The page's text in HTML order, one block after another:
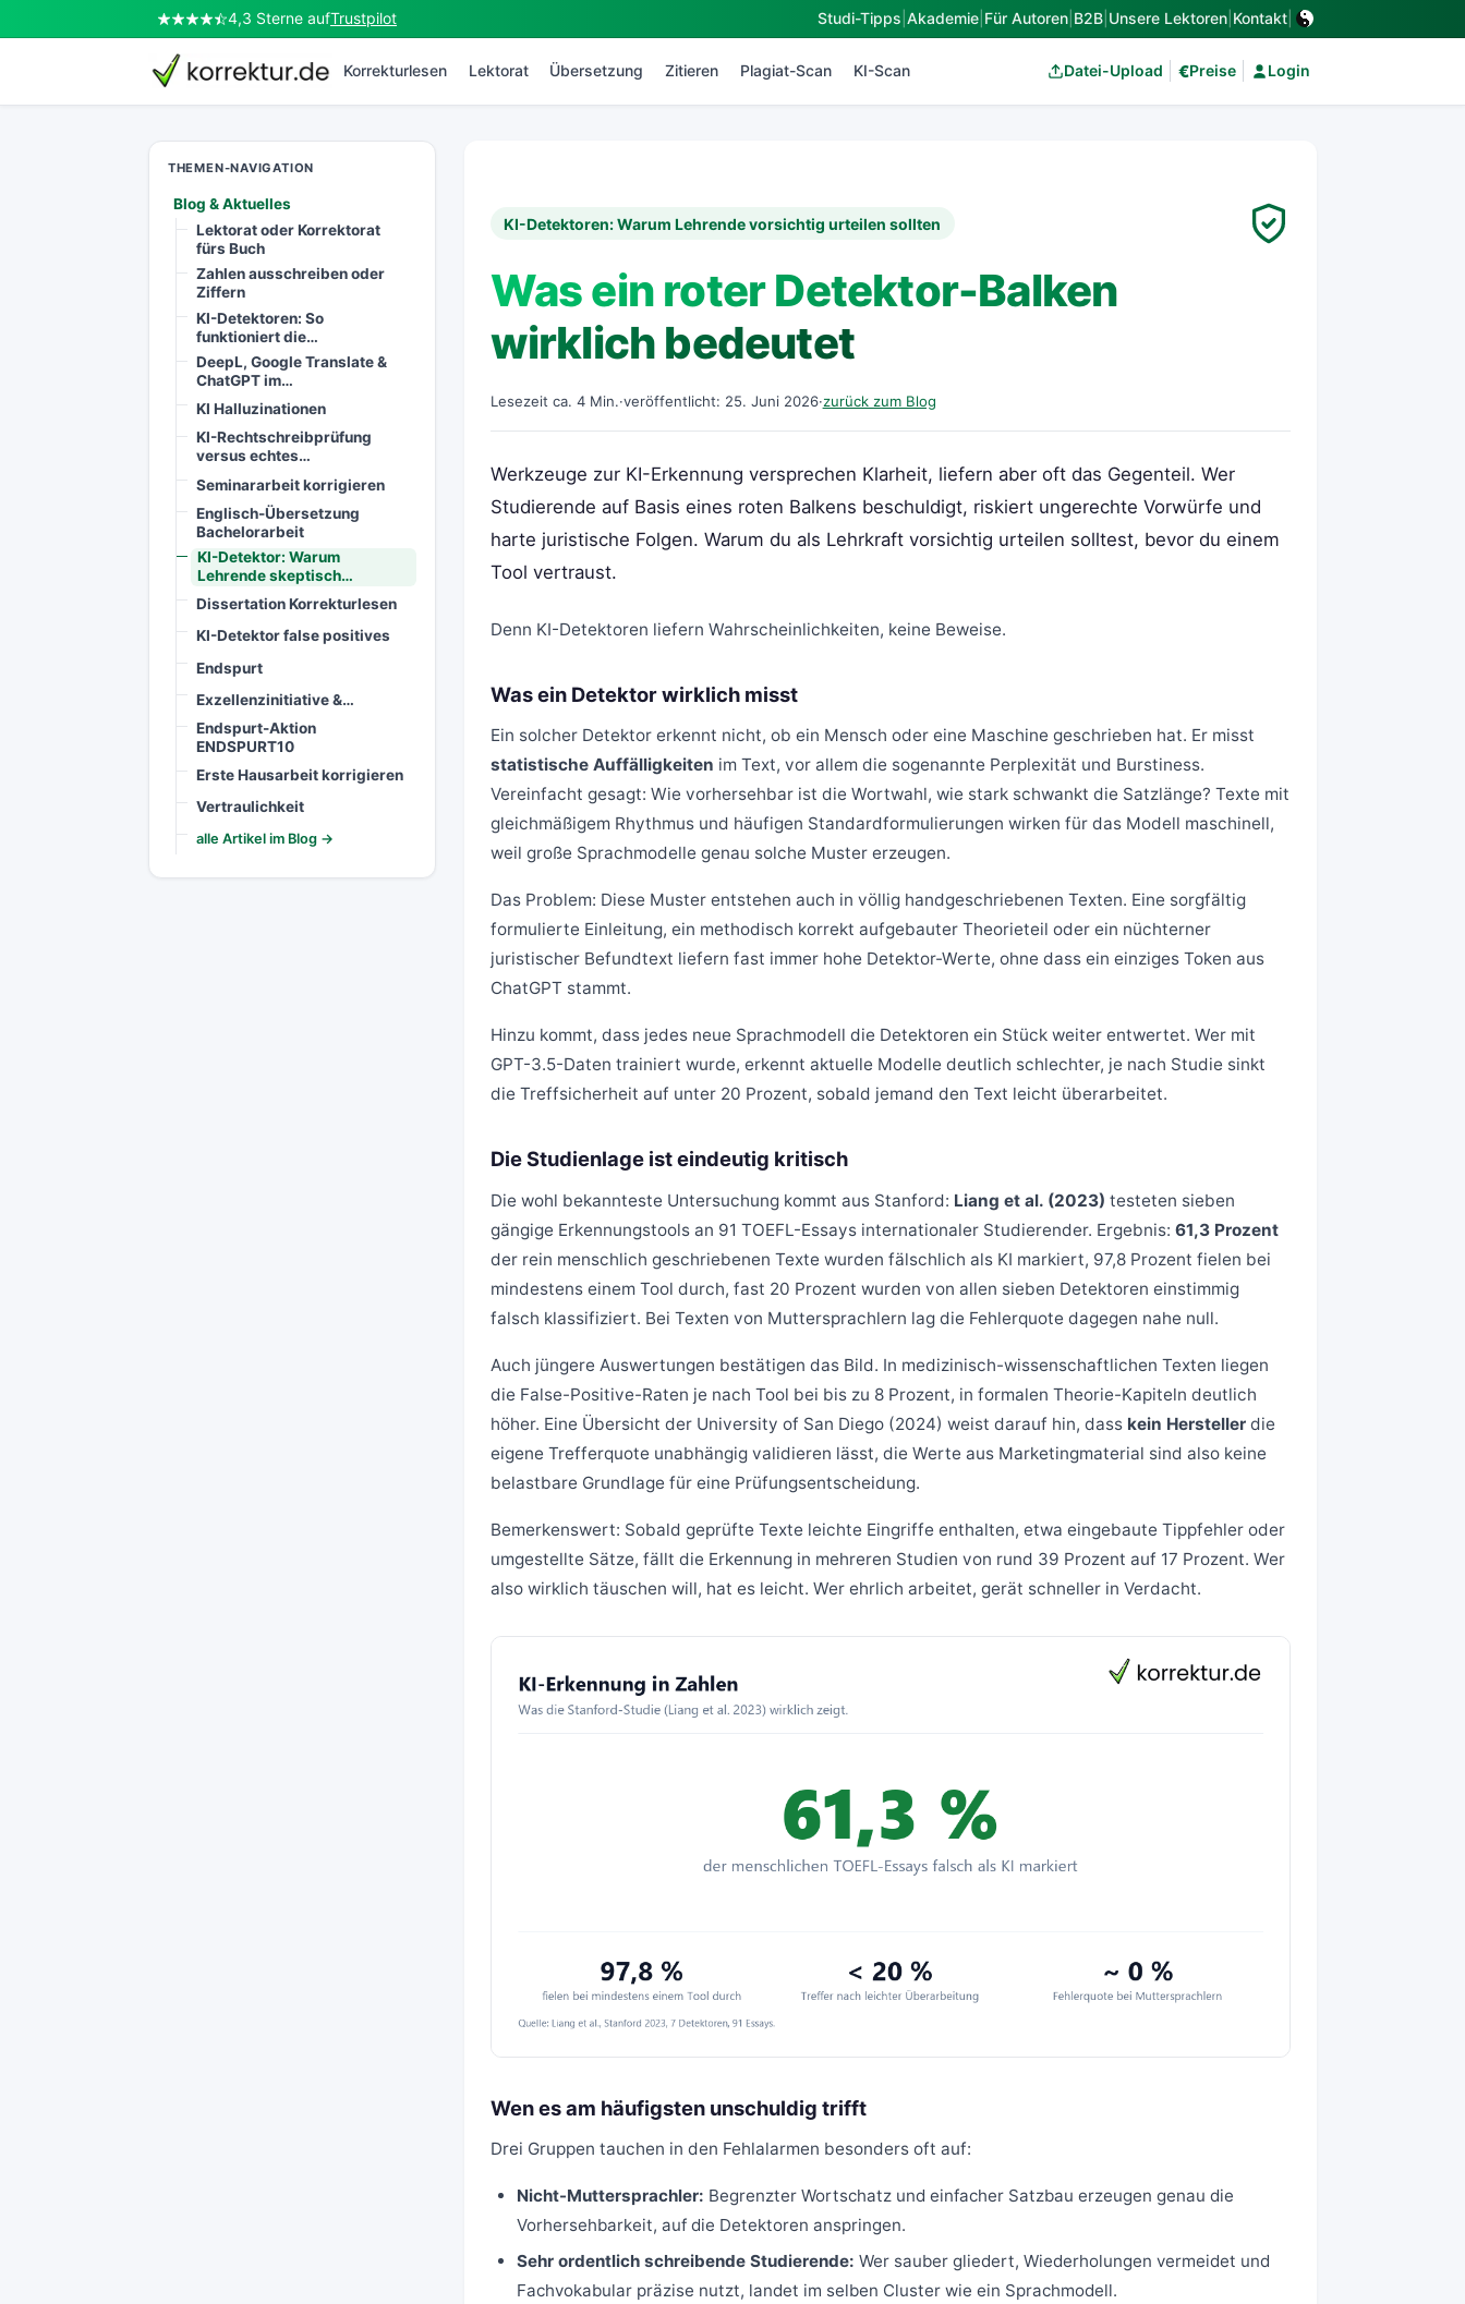
4,3 Sterne aufTrustpilot Studi-Tipps Akademie Für Autoren B2B Unsere Lektoren Kontakt
korrektur.de Korrekturlesen Lektorat Übersetzung Zitieren Plagiat-Scan KI-Scan Datei-Upload €Preise Login
THEMEN-NAVIGATION
Blog & Aktuelles
Lektorat oder Korrektorat
fürs Buch
Zahlen ausschreiben oder
Ziffern
KI-Detektoren: So
funktioniert die…
DeepL, Google Translate &
ChatGPT im…
KI Halluzinationen
KI-Rechtschreibprüfung
versus echtes…
Seminararbeit korrigieren
Englisch-Übersetzung
Bachelorarbeit
KI-Detektor: Warum
Lehrende skeptisch…
Dissertation Korrekturlesen
KI-Detektor false positives
Endspurt
Exzellenzinitiative &…
Endspurt-Aktion
ENDSPURT10
Erste Hausarbeit korrigieren
Vertraulichkeit
alle Artikel im Blog →
KI-Detektoren: Warum Lehrende vorsichtig urteilen sollten
Was ein roter Detektor-Balken
wirklich bedeutet
Lesezeit ca. 4 Min.·veröffentlicht: 25. Juni 2026·zurück zum Blog
Werkzeuge zur KI-Erkennung versprechen Klarheit, liefern aber oft das Gegenteil. Wer
Studierende auf Basis eines roten Balkens beschuldigt, riskiert ungerechte Vorwürfe und
harte juristische Folgen. Warum du als Lehrkraft vorsichtig urteilen solltest, bevor du einem
Tool vertraust.
Denn KI-Detektoren liefern Wahrscheinlichkeiten, keine Beweise.
Was ein Detektor wirklich misst
Ein solcher Detektor erkennt nicht, ob ein Mensch oder eine Maschine geschrieben hat. Er misst
statistische Auffälligkeiten im Text, vor allem die sogenannte Perplexität und Burstiness.
Vereinfacht gesagt: Wie vorhersehbar ist die Wortwahl, wie stark schwankt die Satzlänge? Texte mit
gleichmäßigem Rhythmus und häufigen Standardformulierungen wirken für das Modell maschinell,
weil große Sprachmodelle genau solche Muster erzeugen.
Das Problem: Diese Muster entstehen auch in völlig handgeschriebenen Texten. Eine sorgfältig
formulierte Einleitung, ein methodisch korrekt aufgebauter Theorieteil oder ein nüchterner
juristischer Befundtext liefern fast immer hohe Detektor-Werte, ohne dass ein einziges Token aus
ChatGPT stammt.
Hinzu kommt, dass jedes neue Sprachmodell die Detektoren ein Stück weiter entwertet. Wer mit
GPT-3.5-Daten trainiert wurde, erkennt aktuelle Modelle deutlich schlechter, je nach Studie sinkt
die Treffsicherheit auf unter 20 Prozent, sobald jemand den Text leicht überarbeitet.
Die Studienlage ist eindeutig kritisch
Die wohl bekannteste Untersuchung kommt aus Stanford: Liang et al. (2023) testeten sieben
gängige Erkennungstools an 91 TOEFL-Essays internationaler Studierender. Ergebnis: 61,3 Prozent
der rein menschlich geschriebenen Texte wurden fälschlich als KI markiert, 97,8 Prozent fielen bei
mindestens einem Tool durch, fast 20 Prozent wurden von allen sieben Detektoren einstimmig
falsch klassifiziert. Bei Texten von Muttersprachlern lag die Fehlerquote dagegen nahe null.
Auch jüngere Auswertungen bestätigen das Bild. In medizinisch-wissenschaftlichen Texten liegen
die False-Positive-Raten je nach Tool bei bis zu 8 Prozent, in formalen Theorie-Kapiteln deutlich
höher. Eine Übersicht der University of San Diego (2024) weist darauf hin, dass kein Herstellerdie
eigene Trefferquote unabhängig validieren lässt, die Werte aus Marketingmaterial sind also keine
belastbare Grundlage für eine Prüfungsentscheidung.
Bemerkenswert: Sobald geprüfte Texte leichte Eingriffe enthalten, etwa eingebaute Tippfehler oder
umgestellte Sätze, fällt die Erkennung in mehreren Studien von rund 39 Prozent auf 17 Prozent. Wer
also wirklich täuschen will, hat es leicht. Wer ehrlich arbeitet, gerät schneller in Verdacht.
Wen es am häufigsten unschuldig trifft
Drei Gruppen tauchen in den Fehlalarmen besonders oft auf:
Nicht-Muttersprachler: Begrenzter Wortschatz und einfacher Satzbau erzeugen genau die
Vorhersehbarkeit, auf die Detektoren anspringen.
Sehr ordentlich schreibende Studierende: Wer sauber gliedert, Wiederholungen vermeidet und
Fachvokabular präzise nutzt, landet im selben Cluster wie ein Sprachmodell.